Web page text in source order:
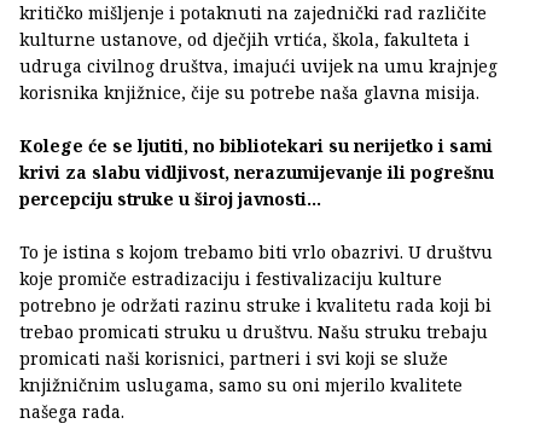
kritičko mišljenje i potaknuti na zajednički rad različite
kulturne ustanove, od dječjih vrtića, škola, fakulteta i
udruga civilnog društva, imajući uvijek na umu krajnjeg
korisnika knjižnice, čije su potrebe naša glavna misija.
Kolege će se ljutiti, no bibliotekari su nerijetko i sami
krivi za slabu vidljivost, nerazumijevanje ili pogrešnu
percepciju struke u široj javnosti...
To je istina s kojom trebamo biti vrlo obazrivi. U društvu
koje promiče estradizaciju i festivalizaciju kulture
potrebno je održati razinu struke i kvalitetu rada koji bi
trebao promicati struku u društvu. Našu struku trebaju
promicati naši korisnici, partneri i svi koji se služe
knjižničnim uslugama, samo su oni mjerilo kvalitete
našega rada.